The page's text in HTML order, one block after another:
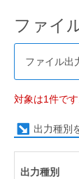
ファイ
ファイル出
対象は1件です
出力種別
出力種別